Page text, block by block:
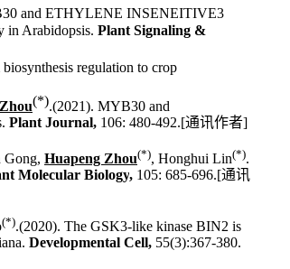
and ETHYLENE INSENEITIVE3
in Arabidopsis. Plant Signaling &
regulation to crop
(*).(2021). MYB30 and
Plant Journal, 106: 480-492.[通讯作者]
Gong, Huapeng Zhou(*), Honghui Lin(*).
Molecular Biology, 105: 685-696.[通讯
(*).(2020). The GSK3-like kinase BIN2 is
. Developmental Cell, 55(3):367-380.